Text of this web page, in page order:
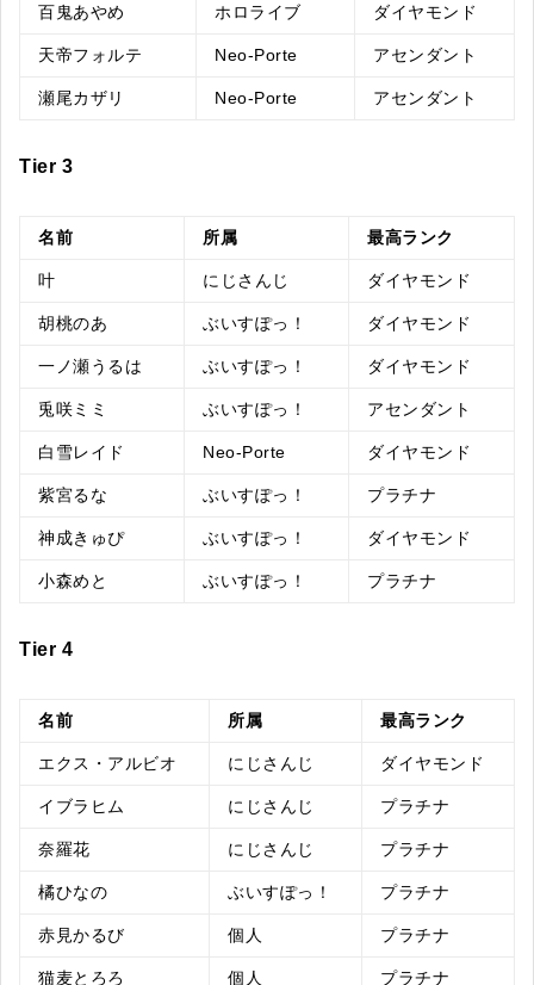
百鬼あやめ ホロライブ ダイヤモンド
天帝フォルテ Neo-Porte アセンダント
瀬尾カザリ Neo-Porte アセンダント
Tier 3
名前 所属 最高ランク
叶 にじさんじ ダイヤモンド
胡桃のあ ぶいすぽっ！ ダイヤモンド
一ノ瀬うるは ぶいすぽっ！ ダイヤモンド
兎咲ミミ ぶいすぽっ！ アセンダント
白雪レイド Neo-Porte ダイヤモンド
紫宮るな ぶいすぽっ！ プラチナ
神成きゅぴ ぶいすぽっ！ ダイヤモンド
小森めと ぶいすぽっ！ プラチナ
Tier 4
名前 所属 最高ランク
エクス・アルビオ にじさんじ ダイヤモンド
イブラヒム にじさんじ プラチナ
奈羅花 にじさんじ プラチナ
橘ひなの ぶいすぽっ！ プラチナ
赤見かるび 個人 プラチナ
猫麦とろろ 個人 プラチナ